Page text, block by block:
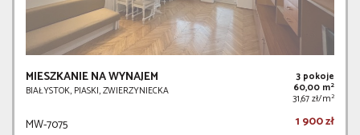
MIESZKANIE NA WYNAJEM
BIAŁYSTOK, PIASKI, ZWIERZYNIECKA
3 pokoje
60,00 m2
31,67 zł/m2
MW-7075 1 900 zł